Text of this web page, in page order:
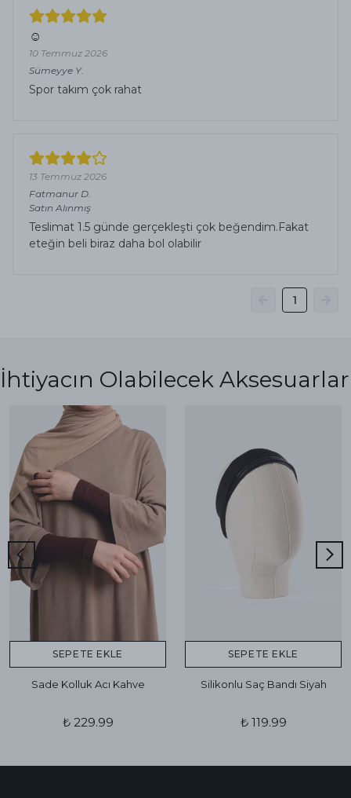
☺️
10 Temmuz 2026
Sümeyye Y.
Spor takım çok rahat
13 Temmuz 2026
Fatmanur D.
Satın Alınmış
Teslimat 1.5 günde gerçekleşti çok beğendim.Fakat
eteğin beli biraz daha bol olabilir
1
İhtiyacın Olabilecek Aksesuarlar
SEPETE EKLE
Sade Kolluk Acı Kahve
₺ 229.99
SEPETE EKLE
Silikonlu Saç Bandı Siyah
₺ 119.99